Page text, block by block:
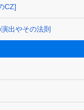
CZ]
出やその法則